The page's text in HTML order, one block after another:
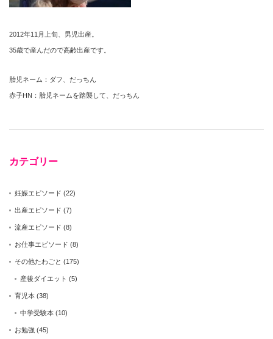
2012年11月上旬、男児出産。
35歳で産んだので高齢出産です。
胎児ネーム：ダフ、だっちん
赤子HN：胎児ネームを踏襲して、だっちん
カテゴリー
妊娠エピソード (22)
出産エピソード (7)
流産エピソード (8)
お仕事エピソード (8)
その他たわごと (175)
産後ダイエット (5)
育児本 (38)
中学受験本 (10)
お勉強 (45)